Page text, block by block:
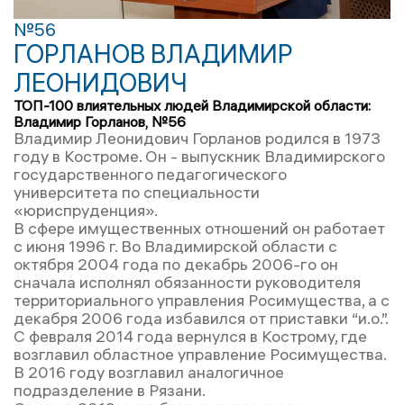
№56
ГОРЛАНОВ ВЛАДИМИР
ЛЕОНИДОВИЧ
ТОП-100 влиятельных людей Владимирской области:
Владимир Горланов, №56
Владимир Леонидович Горланов родился в 1973
году в Костроме. Он - выпускник Владимирского
государственного педагогического
университета по специальности
«юриспруденция».
В сфере имущественных отношений он работает
с июня 1996 г. Во Владимирской области с
октября 2004 года по декабрь 2006-го он
сначала исполнял обязанности руководителя
территориального управления Росимущества, а с
декабря 2006 года избавился от приставки “и.о.”.
С февраля 2014 года вернулся в Кострому, где
возглавил областное управление Росимущества.
В 2016 году возглавил аналогичное
подразделение в Рязани.